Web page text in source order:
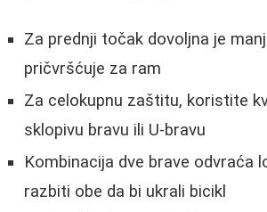
Za prednji točak dovoljna je
pričvršćuje za ram
Za celokupnu zaštitu, koristite
sklopivu bravu ili U-bravu
Kombinacija dve brave odvraća
razbiti obe da bi ukrali bicikl